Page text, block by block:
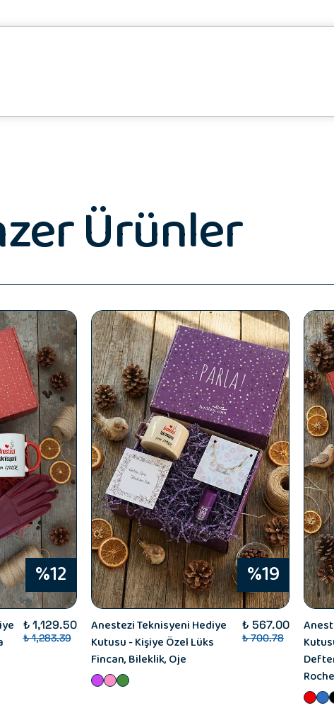
Ürünler
%12
₺ 1,129.50
₺ 1,283.39
%19
Anestezi Teknisyeni Hediye
Kutusu - Kişiye Özel Lüks
Fincan, Bileklik, Oje
₺ 567.00
₺ 700.78